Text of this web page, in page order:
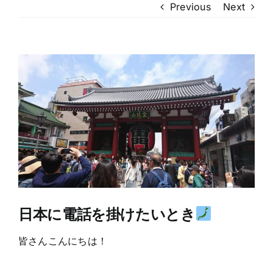
Previous Next
Larger
Image
日本に電話を掛けたいとき
皆さんこんにちは！